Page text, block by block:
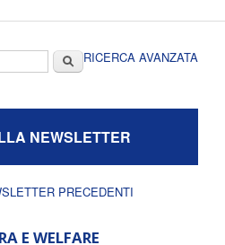
CercaRICERCA AVANZATA
NEWSLETTER
PRECEDENTI
E WELFARE